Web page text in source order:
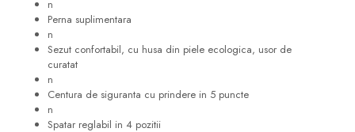
n
Perna suplimentara
n
Sezut confortabil, cu husa din piele ecologica, usor de
curatat
n
Centura de siguranta cu prindere in 5 puncte
n
Spatar reglabil in 4 pozitii